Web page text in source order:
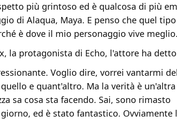
più grintoso ed è qualcosa di più
di Alaqua, Maya. E penso che quel
è dove il mio personaggio vive meglio.
la protagonista di Echo, l'attore ha
Voglio dire, vorrei vantarmi
e quant'altro. Ma la verità è un'altra
sa cosa sta facendo. Sai, sono rimasto
ed è stato fantastico. Ovviamente